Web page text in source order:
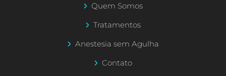
Quem Somos
Tratamentos
Anestesia sem Agulha
Contato